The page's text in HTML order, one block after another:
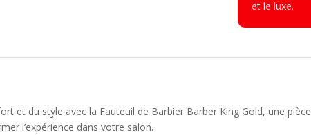
et le luxe.
et du style avec la Fauteuil de Barbier Barber King Gold, une pièce
l’expérience dans votre salon.